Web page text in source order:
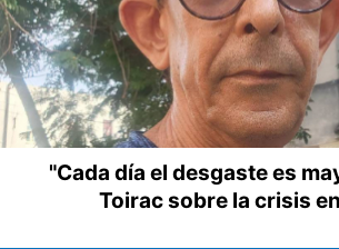
"Cada día el desgaste es
Toirac sobre la crisis